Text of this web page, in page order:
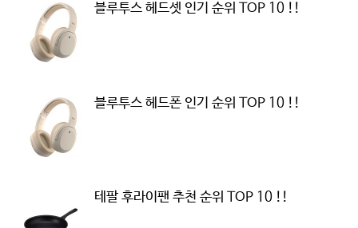
블루투스 헤드셋 인기 순위 TOP 10 !!
블루투스 헤드폰 인기 순위 TOP 10 !!
테팔 후라이팬 추천 순위 TOP 10 !!